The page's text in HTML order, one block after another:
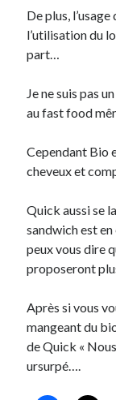
De plus,
l’utilisation du
part…
Je ne suis pas
au fast food
Cependant Bio
cheveux et
Quick aussi se
sandwich est
peux vous dire
proposeront
Après si vous
mangeant du
de Quick «
ursurpé….